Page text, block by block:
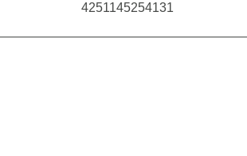
4251145254131